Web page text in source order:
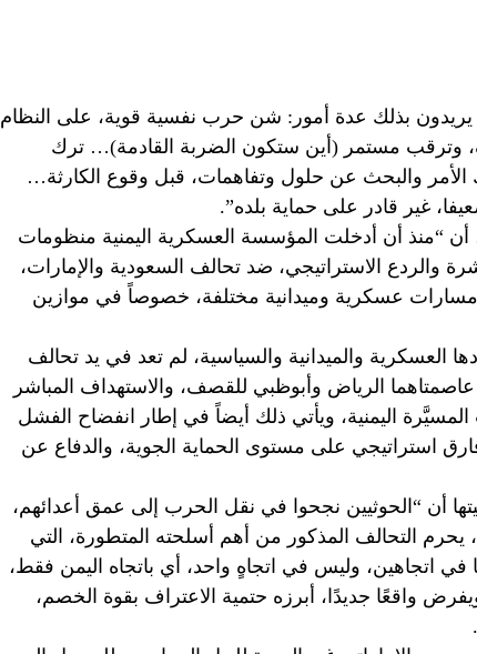
يريدون بذلك عدة أمور: شن حرب نفسية قوية، على النظام
مستمر (أين ستكون الضربة القادمة)… ترك
الأمر والبحث عن حلول وتفاهمات، قبل وقوع الكارثة…
غير قادر على حماية بلده”.
أن “منذ أن أدخلت المؤسسة العسكرية اليمنية منظومات
والردع الاستراتيجي، ضد تحالف السعودية والإمارات،
عسكرية وميدانية مختلفة، خصوصاً في موازين
العسكرية والميدانية والسياسية، لم تعد في يد تحالف
الرياض وأبوظبي للقصف، والاستهداف المباشر
اليمنية، ويأتي ذلك أيضاً في إطار انفضاح الفشل
فارق استراتيجي على مستوى الحماية الجوية، والدفاع عن
أن “الحوثيين نجحوا في نقل الحرب إلى عمق أعدائهم،
يحرم التحالف المذكور من أهم أسلحته المتطورة، التي
اتجاهين، وليس في اتجاهٍ واحد، أي باتجاه اليمن فقط،
واقعًا جديدًا، أبرزه حتمية الاعتراف بقوة الخصم،